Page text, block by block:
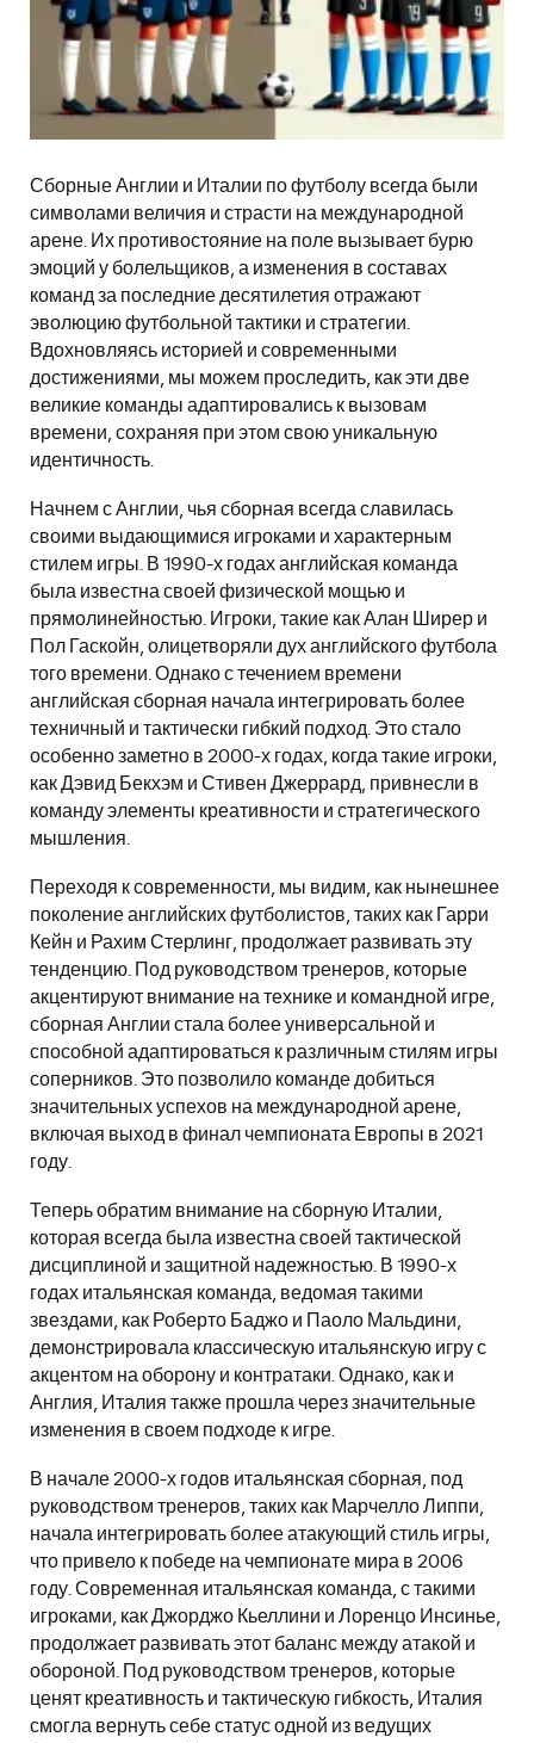
Сборные Англии и Италии по футболу всегда были
символами величия и страсти на международной
арене. Их противостояние на поле вызывает бурю
эмоций у болельщиков, а изменения в составах
команд за последние десятилетия отражают
эволюцию футбольной тактики и стратегии.
Вдохновляясь историей и современными
достижениями, мы можем проследить, как эти две
великие команды адаптировались к вызовам
времени, сохраняя при этом свою уникальную
идентичность.
Начнем с Англии, чья сборная всегда славилась
своими выдающимися игроками и характерным
стилем игры. В 1990-х годах английская команда
была известна своей физической мощью и
прямолинейностью. Игроки, такие как Алан Ширер и
Пол Гаскойн, олицетворяли дух английского футбола
того времени. Однако с течением времени
английская сборная начала интегрировать более
техничный и тактически гибкий подход. Это стало
особенно заметно в 2000-х годах, когда такие игроки,
как Дэвид Бекхэм и Стивен Джеррард, привнесли в
команду элементы креативности и стратегического
мышления.
Переходя к современности, мы видим, как нынешнее
поколение английских футболистов, таких как Гарри
Кейн и Рахим Стерлинг, продолжает развивать эту
тенденцию. Под руководством тренеров, которые
акцентируют внимание на технике и командной игре,
сборная Англии стала более универсальной и
способной адаптироваться к различным стилям игры
соперников. Это позволило команде добиться
значительных успехов на международной арене,
включая выход в финал чемпионата Европы в 2021
году.
Теперь обратим внимание на сборную Италии,
которая всегда была известна своей тактической
дисциплиной и защитной надежностью. В 1990-х
годах итальянская команда, ведомая такими
звездами, как Роберто Баджо и Паоло Мальдини,
демонстрировала классическую итальянскую игру с
акцентом на оборону и контратаки. Однако, как и
Англия, Италия также прошла через значительные
изменения в своем подходе к игре.
В начале 2000-х годов итальянская сборная, под
руководством тренеров, таких как Марчелло Липпи,
начала интегрировать более атакующий стиль игры,
что привело к победе на чемпионате мира в 2006
году. Современная итальянская команда, с такими
игроками, как Джорджо Кьеллини и Лоренцо Инсинье,
продолжает развивать этот баланс между атакой и
обороной. Под руководством тренеров, которые
ценят креативность и тактическую гибкость, Италия
смогла вернуть себе статус одной из ведущих